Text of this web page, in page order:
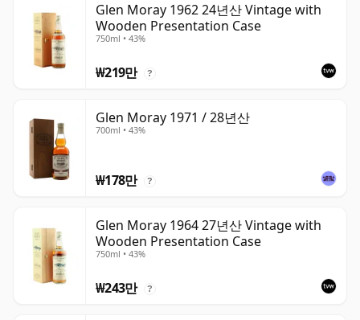
Glen Moray 1962 24년산 Vintage with
Wooden Presentation Case
750ml • 43%
₩219만 ?
Glen Moray 1971 / 28년산
700ml • 43%
₩178만 ?
Glen Moray 1964 27년산 Vintage with
Wooden Presentation Case
750ml • 43%
₩243만 ?